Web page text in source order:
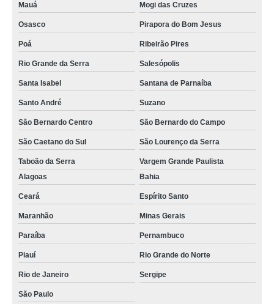
Mauá Mogi das Cruzes
Osasco Pirapora do Bom Jesus
Poá Ribeirão Pires
Rio Grande da Serra Salesópolis
Santa Isabel Santana de Parnaíba
Santo André Suzano
São Bernardo Centro São Bernardo do Campo
São Caetano do Sul São Lourenço da Serra
Taboão da Serra
Vargem Grande Paulista
Alagoas
Bahia
Ceará Espírito Santo
Maranhão Minas Gerais
Paraíba Pernambuco
Piauí Rio Grande do Norte
Rio de Janeiro Sergipe
São Paulo